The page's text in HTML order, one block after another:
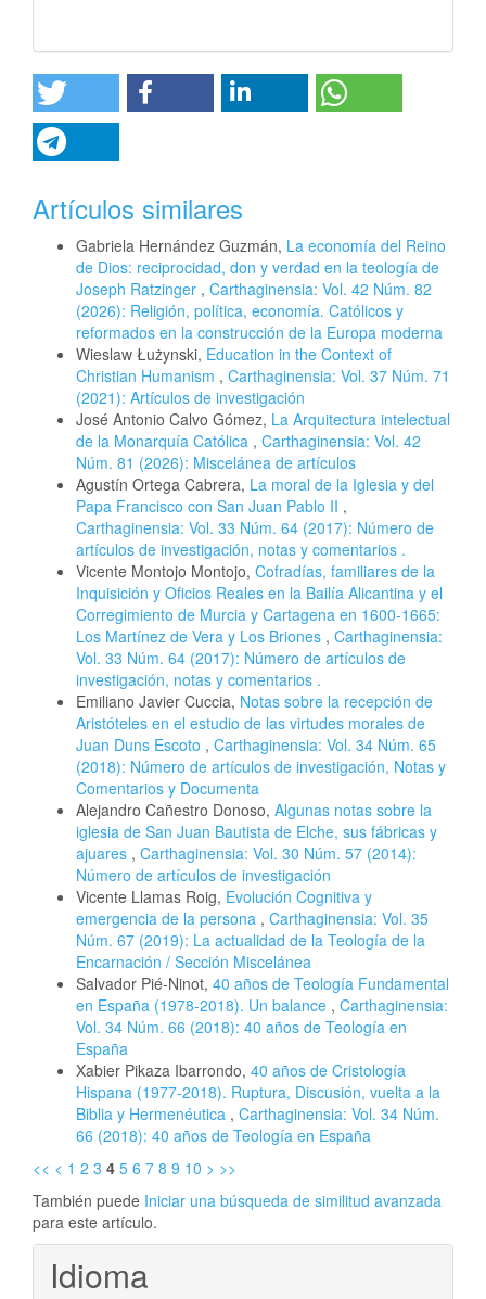
Artículos similares
Gabriela Hernández Guzmán, La economía del Reino
de Dios: reciprocidad, don y verdad en la teología de
Joseph Ratzinger , Carthaginensia: Vol. 42 Núm. 82
(2026): Religión, política, economía. Católicos y
reformados en la construcción de la Europa moderna
Wieslaw Łużynski, Education in the Context of
Christian Humanism , Carthaginensia: Vol. 37 Núm. 71
(2021): Artículos de investigación
José Antonio Calvo Gómez, La Arquitectura intelectual
de la Monarquía Católica , Carthaginensia: Vol. 42
Núm. 81 (2026): Miscelánea de artículos
Agustín Ortega Cabrera, La moral de la Iglesia y del
Papa Francisco con San Juan Pablo II ,
Carthaginensia: Vol. 33 Núm. 64 (2017): Número de
artículos de investigación, notas y comentarios .
Vicente Montojo Montojo, Cofradías, familiares de la
Inquisición y Oficios Reales en la Bailía Alicantina y el
Corregimiento de Murcia y Cartagena en 1600-1665:
Los Martínez de Vera y Los Briones , Carthaginensia:
Vol. 33 Núm. 64 (2017): Número de artículos de
investigación, notas y comentarios .
Emiliano Javier Cuccia, Notas sobre la recepción de
Aristóteles en el estudio de las virtudes morales de
Juan Duns Escoto , Carthaginensia: Vol. 34 Núm. 65
(2018): Número de artículos de investigación, Notas y
Comentarios y Documenta
Alejandro Cañestro Donoso, Algunas notas sobre la
iglesia de San Juan Bautista de Elche, sus fábricas y
ajuares , Carthaginensia: Vol. 30 Núm. 57 (2014):
Número de artículos de investigación
Vicente Llamas Roig, Evolución Cognitiva y
emergencia de la persona , Carthaginensia: Vol. 35
Núm. 67 (2019): La actualidad de la Teología de la
Encarnación / Sección Miscelánea
Salvador Pié-Ninot, 40 años de Teología Fundamental
en España (1978-2018). Un balance , Carthaginensia:
Vol. 34 Núm. 66 (2018): 40 años de Teología en
España
Xabier Pikaza Ibarrondo, 40 años de Cristología
Hispana (1977-2018). Ruptura, Discusión, vuelta a la
Biblia y Hermenéutica , Carthaginensia: Vol. 34 Núm.
66 (2018): 40 años de Teología en España
<< < 1 2 3 4 5 6 7 8 9 10 > >>
También puede Iniciar una búsqueda de similitud avanzada
para este artículo.
Idioma